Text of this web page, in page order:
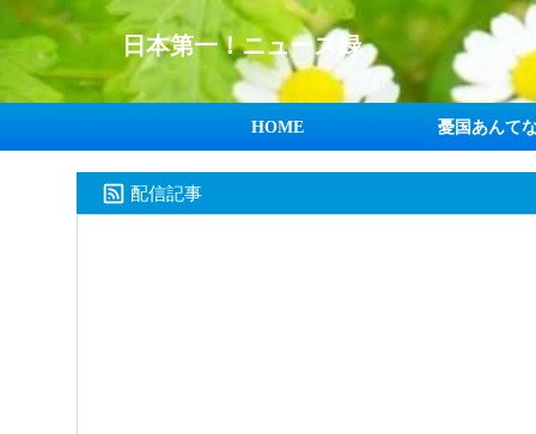
日本第一！ニュース録
HOME 憂国あんて
配信記事